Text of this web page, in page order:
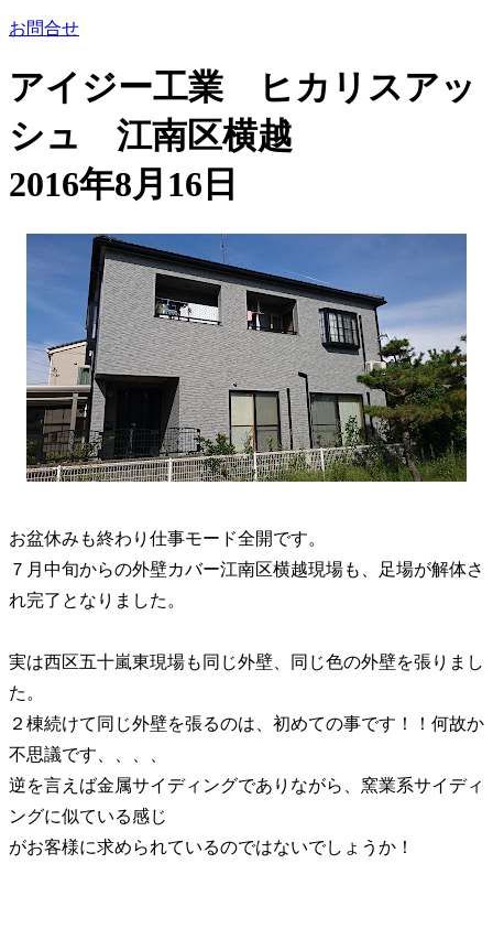
お問合せ
アイジー工業 ヒカリスアッ
シュ 江南区横越
2016年8月16日
お盆休みも終わり仕事モード全開です。
７月中旬からの外壁カバー江南区横越現場も、足場が解体さ
れ完了となりました。
実は西区五十嵐東現場も同じ外壁、同じ色の外壁を張りまし
た。
２棟続けて同じ外壁を張るのは、初めての事です！！何故か
不思議です、、、、
逆を言えば金属サイディングでありながら、窯業系サイディ
ングに似ている感じ
がお客様に求められているのではないでしょうか！